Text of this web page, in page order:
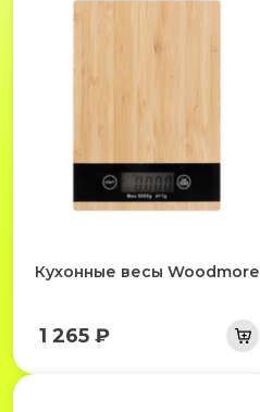
Кухонные весы Woodmore
1 265 ₽